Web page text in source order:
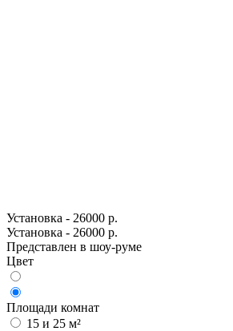
Установка - 26000 р.
Установка - 26000 р.
Представлен в шоу-руме
Цвет
Площади комнат
15 и 25 м²